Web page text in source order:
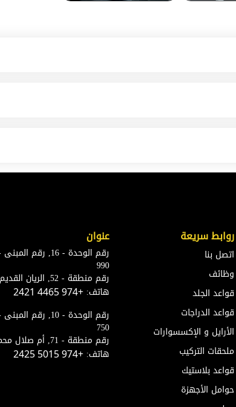
روابط سريعة
اتصل بنا
وظائف
قواعد الجلد
قواعد الدراجات
الأرايل و الإكسسوارات
ملحقات التركيب
قواعد بلاستيك
حوامل الأجهزة
عنوان
990
رقم منطقة - 52, الريان القديم الدوحة قطر
هاتف: +974 4465 2421
750
رقم منطقة - 71, أم صلال محمد, الدوحة قطر
هاتف: +974 5015 2425